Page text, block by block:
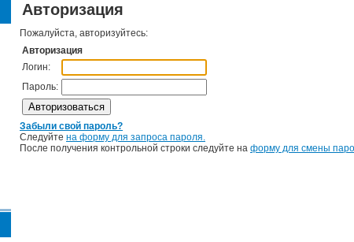
Авторизация
Пожалуйста, авторизуйтесь:
Авторизация
Логин:
Пароль:
Забыли свой пароль?
Следуйте на форму для запроса пароля.
После получения контрольной строки следуйте на форму для смены